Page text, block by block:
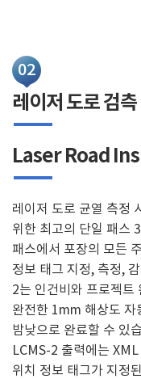
02
레이저 도로 검
Laser Road
레이저 도로 균열 측정
위한 최고의 단일 패스
패스에서 포장의 모든
정보 태그 지정, 측정,
2는 인건비와 프로젝트
완전한 1mm 해상도
밤낮으로 완료할 수 있
LCMS-2 출력에는
위치 정보 태그가 지정